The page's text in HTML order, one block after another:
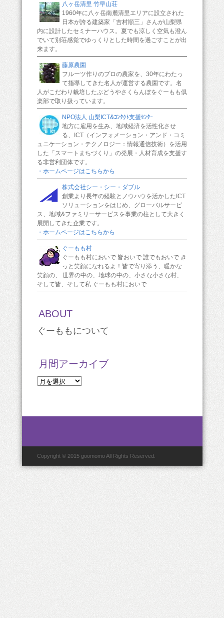
八ヶ岳清里 竹早山荘
1960年に八ヶ岳南麓清里エリアに設立された
日本が誇る建築家「吉村順三」さんが山梨県
内に設計したセミナーハウス。夏でも涼しく空気も澄ん
でいて別荘感覚でゆっくりとした時間を過ごすことが出
来ます。
藤原農園
フルーツ作りのプロの農家を、30年にわたっ
て指導してきた名人が運営する農園です。名
人がこだわり栽培したぶどうやさくらんぼをぐーもも倶
楽部で取り扱っています。
NPO法人 山梨ICT&ｺﾝﾀｸﾄ支援ｾﾝﾀｰ
地方に雇用を生み、地域経済を活性化させ
る、ICT（インフォメーション・アンド・コミ
ュニケーション・テクノロジー：情報通信技術）を活用
した「スマートまちづくり」の発展・人材育成を支援す
る非営利団体です。
・ホームページはこちらから
株式会社シー・シー・ダブル
創業より長年の経験とノウハウを活かしたICT
ソリューションをはじめ、グローバルサービ
ス、地域&ファミリーサービスを事業の柱として大きく
展開してきた企業です。
・ホームページはこちらから
ぐーもも村
ぐーもも村においで 皆おいで 誰でもおいで き
っと笑顔になれるよ！皆で寄り添う、暖かな
笑顔の、 世界の中の、地球の中の、小さな小さな村、
そして皆、そして私 ぐーもも村においで
ABOUT
ぐーももについて
月間アーカイブ
月
カ
Copyright © 2015 goomomo All Rights Reserved.